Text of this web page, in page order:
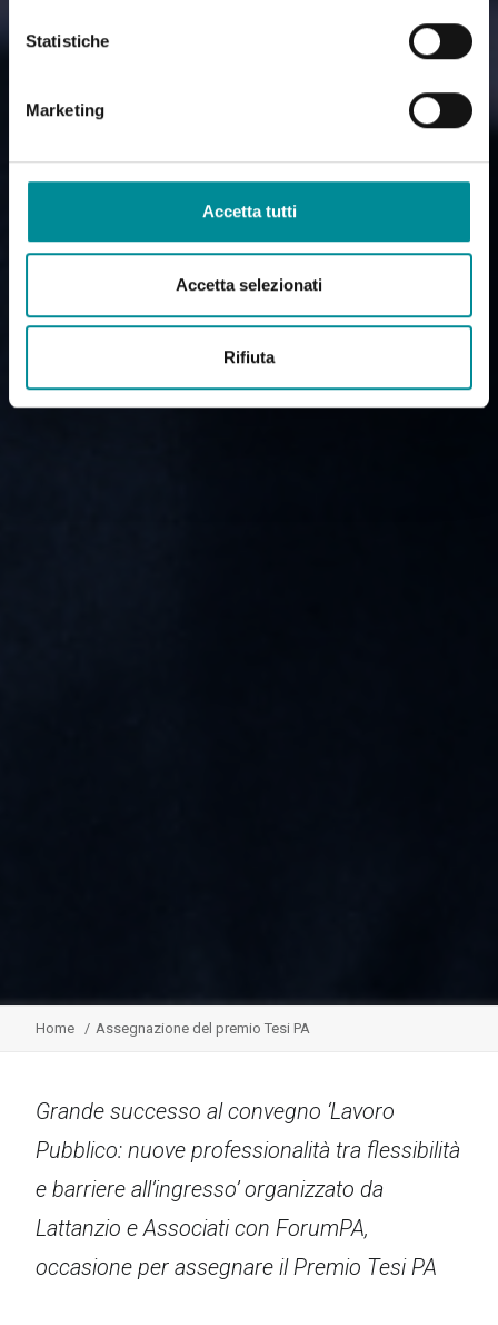
Statistiche
Marketing
Accetta tutti
Accetta selezionati
Rifiuta
Home Assegnazione del premio Tesi PA
Grande successo al convegno ‘Lavoro
Pubblico: nuove professionalità tra flessibilità
e barriere all’ingresso’ organizzato da
Lattanzio e Associati con ForumPA,
occasione per assegnare il Premio Tesi PA